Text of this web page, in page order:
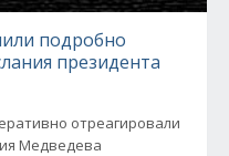
подробно
президента
отреагировали
Медведева